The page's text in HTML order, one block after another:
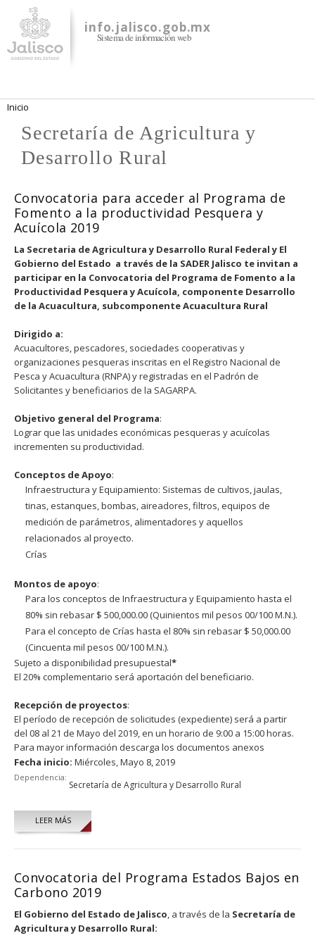
contenido
principal
info.jalisco.gob.mx
Sistema de información web
Se encuentra usted aquí
Inicio
Secretaría de Agricultura y
Desarrollo Rural
Convocatoria para acceder al Programa de
Fomento a la productividad Pesquera y
Acuícola 2019
La Secretaria de Agricultura y Desarrollo Rural Federal y El
Gobierno del Estado a través de la SADER Jalisco te invitan a
participar en la Convocatoria del Programa de Fomento a la
Productividad Pesquera y Acuícola, componente Desarrollo
de la Acuacultura, subcomponente Acuacultura Rural
Dirigido a:
Acuacultores, pescadores, sociedades cooperativas y
organizaciones pesqueras inscritas en el Registro Nacional de
Pesca y Acuacultura (RNPA) y registradas en el Padrón de
Solicitantes y beneficiarios de la SAGARPA.
Objetivo general del Programa:
Lograr que las unidades económicas pesqueras y acuícolas
incrementen su productividad.
Conceptos de Apoyo:
Infraestructura y Equipamiento: Sistemas de cultivos, jaulas,
tinas, estanques, bombas, aireadores, filtros, equipos de
medición de parámetros, alimentadores y aquellos
relacionados al proyecto.
Crías
Montos de apoyo:
Para los conceptos de Infraestructura y Equipamiento hasta el
80% sin rebasar $ 500,000.00 (Quinientos mil pesos 00/100 M.N.).
Para el concepto de Crías hasta el 80% sin rebasar $ 50,000.00
(Cincuenta mil pesos 00/100 M.N.).
Sujeto a disponibilidad presupuestal*
El 20% complementario será aportación del beneficiario.
Recepción de proyectos:
El período de recepción de solicitudes (expediente) será a partir
del 08 al 21 de Mayo del 2019, en un horario de 9:00 a 15:00 horas.
Para mayor información descarga los documentos anexos
Fecha inicio: Miércoles, Mayo 8, 2019
Dependencia:
Secretaría de Agricultura y Desarrollo Rural
LEER MÁS
Convocatoria del Programa Estados Bajos en
Carbono 2019
El Gobierno del Estado de Jalisco , a través de la Secretaría de
Agricultura y Desarrollo Rural: